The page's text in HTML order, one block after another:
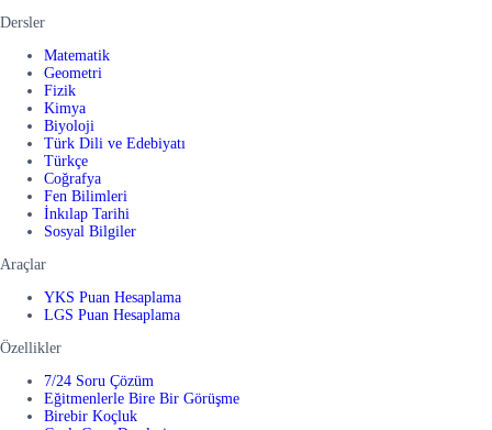
Dersler
Matematik
Geometri
Fizik
Kimya
Biyoloji
Türk Dili ve Edebiyatı
Türkçe
Coğrafya
Fen Bilimleri
İnkılap Tarihi
Sosyal Bilgiler
Araçlar
YKS Puan Hesaplama
LGS Puan Hesaplama
Özellikler
7/24 Soru Çözüm
Eğitmenlerle Bire Bir Görüşme
Birebir Koçluk